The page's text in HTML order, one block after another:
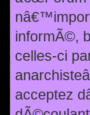
informÃ©,
celles-ci
acceptez